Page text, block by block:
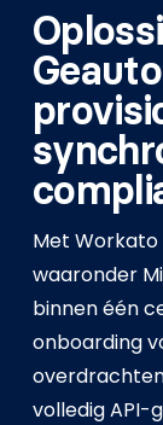
Met Workato
waaronder
binnen één
onboarding
volledig API-